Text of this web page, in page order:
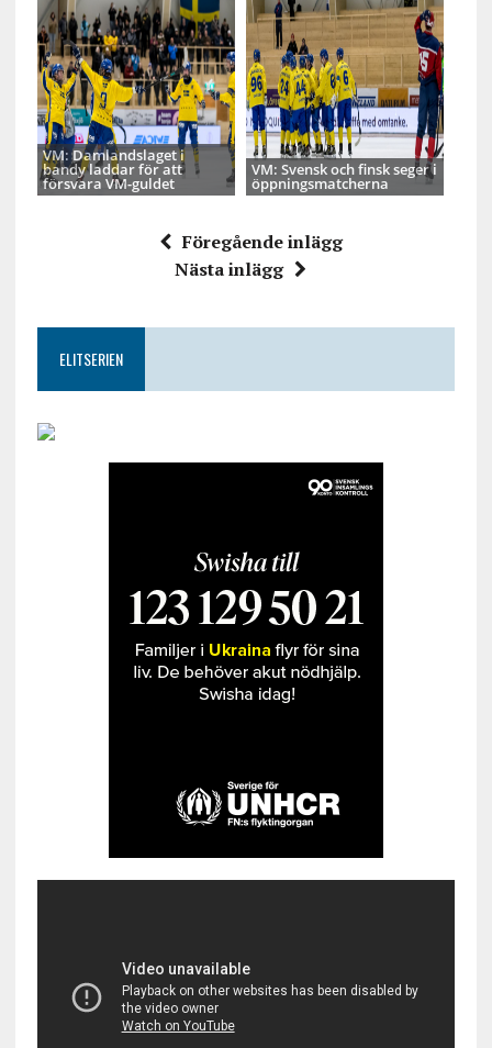
VM: Damlandslaget i
bandy laddar för att
försvara VM-guldet
VM: Svensk och finsk seger i
öppningsmatcherna
Föregående inlägg
Nästa inlägg
ELITSERIEN